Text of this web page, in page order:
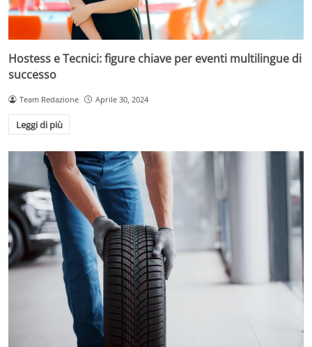
Hostess e Tecnici: figure chiave per eventi multilingue di
successo
Team Redazione Aprile 30, 2024
Leggi di più